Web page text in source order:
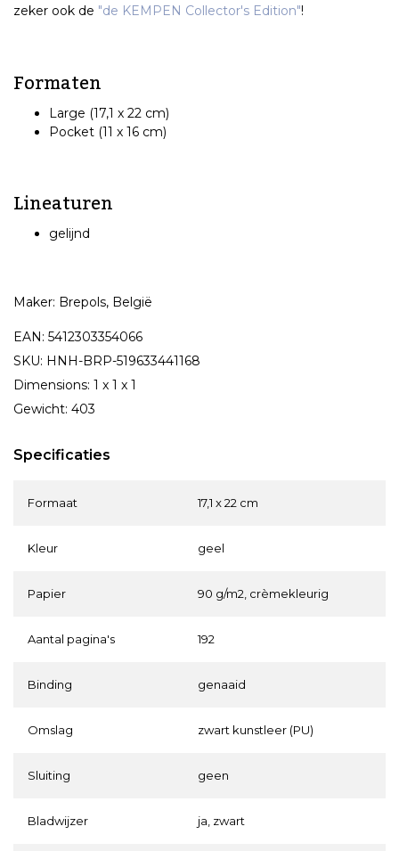
zeker ook de "de KEMPEN Collector's Edition"!
Formaten
Large (17,1 x 22 cm)
Pocket (11 x 16 cm)
Lineaturen
gelijnd
Maker: Brepols, België
EAN: 5412303354066
SKU: HNH-BRP-519633441168
Dimensions: 1 x 1 x 1
Gewicht: 403
Specificaties
Formaat 17,1 x 22 cm
Kleur geel
Papier 90 g/m2, crèmekleurig
Aantal pagina's 192
Binding genaaid
Omslag zwart kunstleer (PU)
Sluiting geen
Bladwijzer ja, zwart